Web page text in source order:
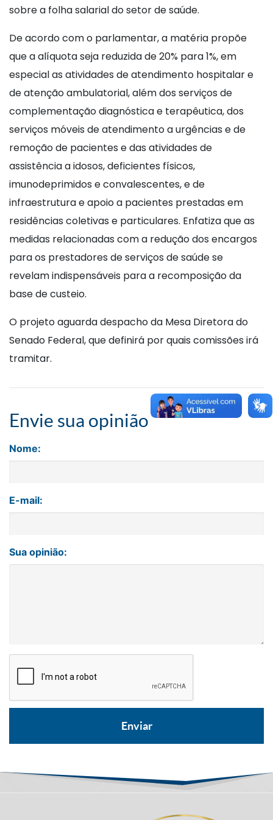
sobre a folha salarial do setor de saúde.
De acordo com o parlamentar, a matéria propõe
que a alíquota seja reduzida de 20% para 1%, em
especial as atividades de atendimento hospitalar e
de atenção ambulatorial, além dos serviços de
complementação diagnóstica e terapêutica, dos
serviços móveis de atendimento a urgências e de
remoção de pacientes e das atividades de
assistência a idosos, deficientes físicos,
imunodeprimidos e convalescentes, e de
infraestrutura e apoio a pacientes prestadas em
residências coletivas e particulares. Enfatiza que as
medidas relacionadas com a redução dos encargos
para os prestadores de serviços de saúde se
revelam indispensáveis para a recomposição da
base de custeio.
O projeto aguarda despacho da Mesa Diretora do
Senado Federal, que definirá por quais comissões irá
tramitar.
Envie sua opinião
Nome:
E-mail:
Sua opinião: